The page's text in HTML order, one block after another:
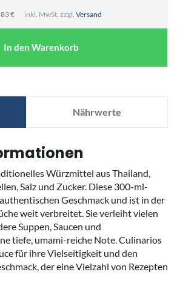
€ inkl. MwSt. zzgl. Versand
In den Warenkorb
Nährwerte
Würzmittel aus Thailand,
Salz und Zucker. Diese 300-ml-
Geschmack und ist in der
weit verbreitet. Sie verleiht vielen
Suppen, Saucen und
tiefe, umami-reiche Note. Culinarios
für ihre Vielseitigkeit und den
der eine Vielzahl von Rezepten